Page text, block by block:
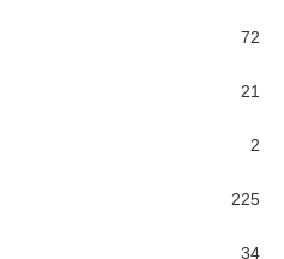
72
21
2
225
34